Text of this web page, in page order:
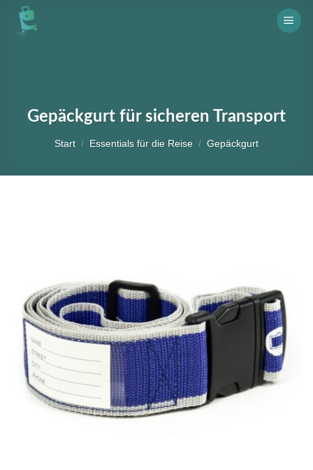
Skip
Gepäckgurt für sicheren Transport
Start / Essentials für die Reise / Gepäckgurt